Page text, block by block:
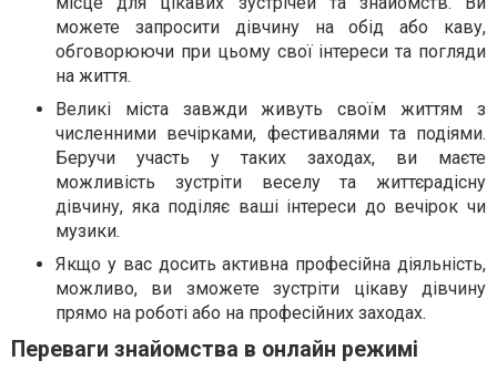
можете запросити дівчину на обід або каву,
обговорюючи при цьому свої інтереси та погляди
на життя.
Великі міста завжди живуть своїм життям з
численними вечірками, фестивалями та подіями.
Беручи участь у таких заходах, ви маєте
можливість зустріти веселу та життєрадісну
дівчину, яка поділяє ваші інтереси до вечірок чи
музики.
Якщо у вас досить активна професійна діяльність,
можливо, ви зможете зустріти цікаву дівчину
прямо на роботі або на професійних заходах.
Переваги знайомства в онлайн режимі